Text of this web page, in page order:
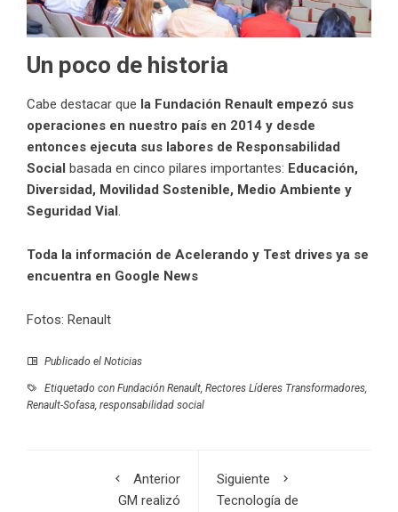
Un poco de historia
Cabe destacar que la Fundación Renault empezó sus
operaciones en nuestro país en 2014 y desde
entonces ejecuta sus labores de Responsabilidad
Social basada en cinco pilares importantes: Educación,
Diversidad, Movilidad Sostenible, Medio Ambiente y
Seguridad Vial.
Toda la información de Acelerando y Test drives ya se
encuentra en Google News
Fotos: Renault
Publicado el Noticias
Etiquetado con Fundación Renault, Rectores Líderes Transformadores,
Renault-Sofasa, responsabilidad social
Anterior
GM realizó
Siguiente
Tecnología de